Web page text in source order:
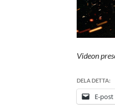
Videon
DELA DETTA:
E-post